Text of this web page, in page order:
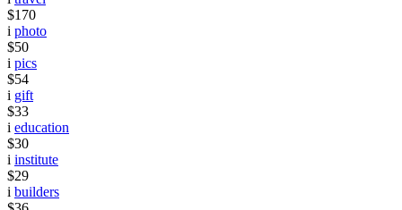
$170
i photo
$50
i pics
$54
i gift
$33
i education
$30
i institute
$29
i builders